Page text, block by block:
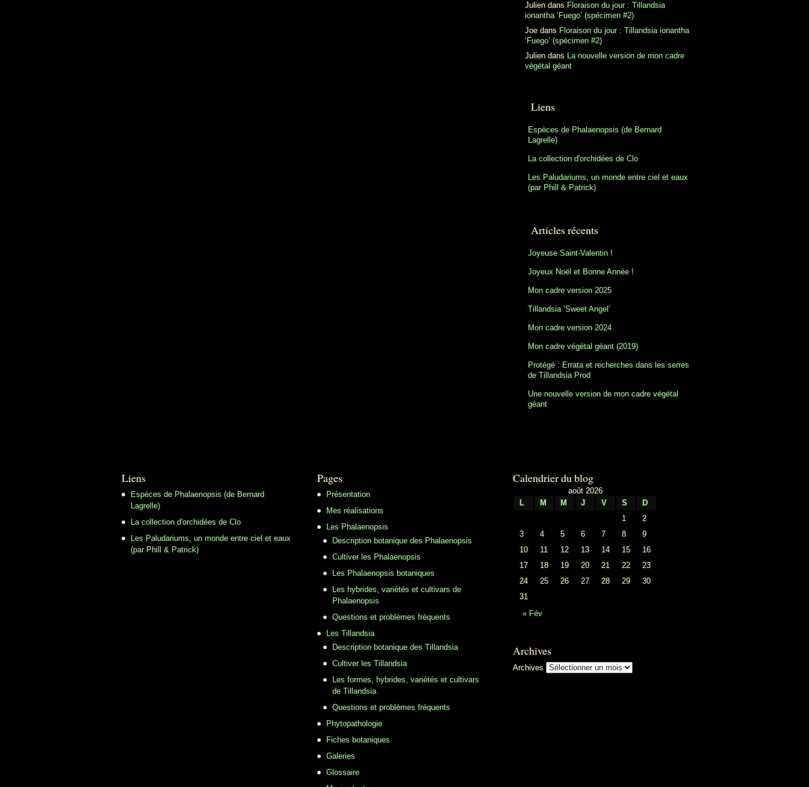
Julien dans Floraison du jour : Tillandsia
ionantha ‘Fuego’ (spécimen #2)
Joe dans Floraison du jour : Tillandsia ionantha
‘Fuego’ (spécimen #2)
Julien dans La nouvelle version de mon cadre
végétal géant
Liens
Espèces de Phalaenopsis (de Bernard
Lagrelle)
La collection d'orchidées de Clo
Les Paludariums, un monde entre ciel et eaux
(par Phill & Patrick)
Articles récents
Joyeuse Saint-Valentin !
Joyeux Noël et Bonne Année !
Mon cadre version 2025
Tillandsia ‘Sweet Angel’
Mon cadre version 2024
Mon cadre végétal géant (2019)
Protégé : Errata et recherches dans les serres
de Tillandsia Prod
Une nouvelle version de mon cadre végétal
géant
Liens
Espèces de Phalaenopsis (de Bernard
Lagrelle)
La collection d'orchidées de Clo
Les Paludariums, un monde entre ciel et eaux
(par Phill & Patrick)
Pages
Présentation
Mes réalisations
Les Phalaenopsis
Description botanique des Phalaenopsis
Cultiver les Phalaenopsis
Les Phalaenopsis botaniques
Les hybrides, variétés et cultivars de
Phalaenopsis
Questions et problèmes fréquents
Les Tillandsia
Description botanique des Tillandsia
Cultiver les Tillandsia
Les formes, hybrides, variétés et cultivars
de Tillandsia
Questions et problèmes fréquents
Phytopathologie
Fiches botaniques
Galeries
Glossaire
Calendrier du blog
août 2026
L
M M J V S D
« Fév
1
2
3
4 5 6 7 8
9
10
11 12 13 14 15
16
17
18 19 20 21 22
23
24
25 26 27 28 29
30
31
Archives
Archives